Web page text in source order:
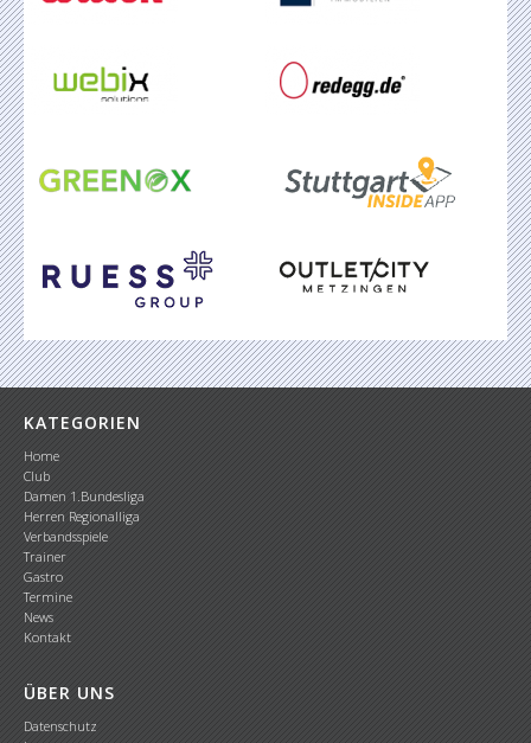
KATEGORIEN
Home
Club
Damen 1.Bundesliga
Herren Regionalliga
Verbandsspiele
Trainer
Gastro
Termine
News
Kontakt
ÜBER UNS
Datenschutz